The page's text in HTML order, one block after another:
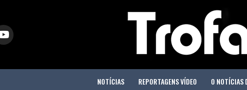
NOTÍCIAS REPORTAGENS VÍDEO O NOTÍCIAS